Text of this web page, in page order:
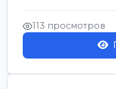
113 просмотров